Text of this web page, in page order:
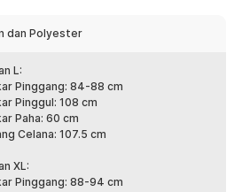
dalam setiap aktivitas seperti
kena tumpahan air atau keringat
nyaman.
Anda bisa memilih ukuran
dan kaki. Celana ini menggunakan
memiliki rasio kesalahan antara 1-3
celana ini dapat melebar atau lentur
dan Polyester
L:
Pinggang: 84-88 cm
Pinggul: 108 cm
Paha: 60 cm
Celana: 107.5 cm
XL:
Pinggang: 88-94 cm